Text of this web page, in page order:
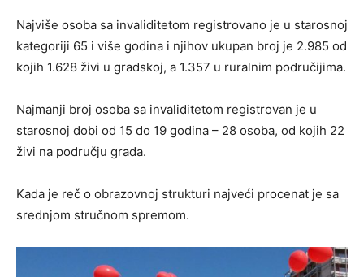
Najviše osoba sa invaliditetom registrovano je u starosnoj
kategoriji 65 i više godina i njihov ukupan broj je 2.985 od
kojih 1.628 živi u gradskoj, a 1.357 u ruralnim područijima.
Najmanji broj osoba sa invaliditetom registrovan je u
starosnoj dobi od 15 do 19 godina – 28 osoba, od kojih 22
živi na području grada.
Kada je reč o obrazovnoj strukturi najveći procenat je sa
srednjom stručnom spremom.